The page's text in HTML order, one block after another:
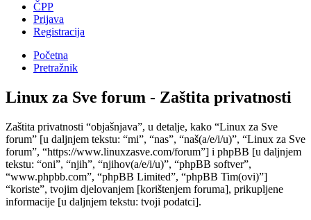
ČPP
Prijava
Registracija
Početna
Pretražnik
Linux za Sve forum - Zaštita privatnosti
Zaštita privatnosti “objašnjava”, u detalje, kako “Linux za Sve
forum” [u daljnjem tekstu: “mi”, “nas”, “naš(a/e/i/u)”, “Linux za Sve
forum”, “https://www.linuxzasve.com/forum”] i phpBB [u daljnjem
tekstu: “oni”, “njih”, “njihov(a/e/i/u)”, “phpBB softver”,
“www.phpbb.com”, “phpBB Limited”, “phpBB Tim(ovi)”]
“koriste”, tvojim djelovanjem [korištenjem foruma], prikupljene
informacije [u daljnjem tekstu: tvoji podatci].